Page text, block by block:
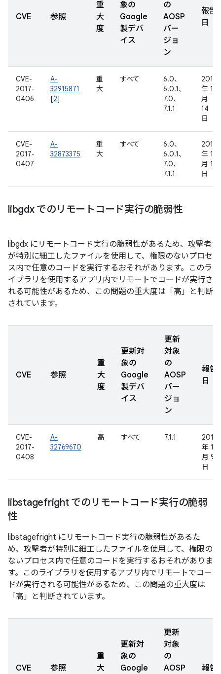
CVE 参照
重
大
度
象の
Google
製デバ
イス
の
AOSP
バー
ジョ
ン
報告
日
CVE-
2017-
0406
A-
32915871
[2]
重
大
すべて
6.0、
6.0.1、
7.0、
7.1.1
2016
年 11
月
14
日
CVE-
2017-
0407
A-
32873375
重
大
すべて
6.0、
6.0.1、
7.0、
7.1.1
2016
年 11
月 12
日
libgdx でのリモートコード実行の脆弱性
libgdx にリモートコード実行の脆弱性があるため、攻撃者
が特別に細工したファイルを使用して、権限のないプロセ
ス内で任意のコードを実行するおそれがあります。このラ
イブラリを使用するアプリ内でリモートでコードが実行さ
れる可能性があるため、この問題の重大度は「高」と判断
されています。
CVE 参照
重
大
度
更新対
象の
Google
製デバ
イス
更新
対象
の
AOSP
バー
ジョ
ン
報告
日
CVE-
2017-
0408
A-
32769670
高 すべて 7.1.1
2016
年 11
月 9
日
libstagefright でのリモートコード実行の脆弱
性
libstagefright にリモートコード実行の脆弱性があるた
め、攻撃者が特別に細工したファイルを使用して、権限の
ないプロセス内で任意のコードを実行するおそれがありま
す。このライブラリを使用するアプリ内でリモートでコー
ドが実行される可能性があるため、この問題の重大度は
「高」と判断されています。
CVE 参照
重
大
更新対
象の
Google
更新
対象
の
AOSP
報告